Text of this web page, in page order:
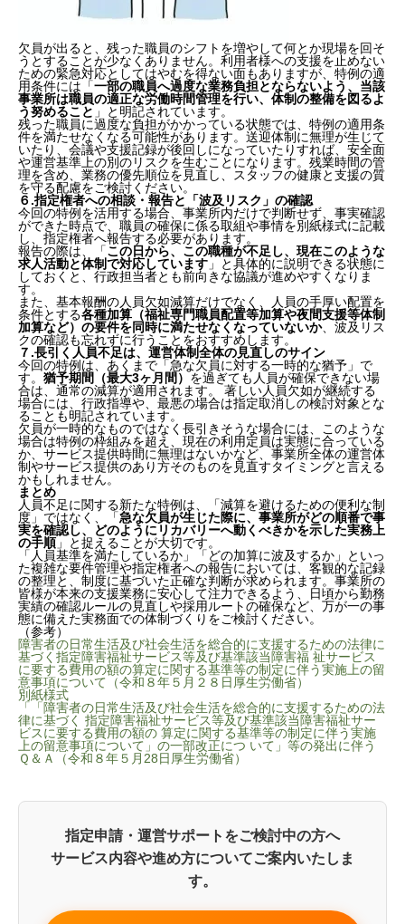
欠員が出ると、残った職員のシフトを増やして何とか現場を回そ
うとすることが少なくありません。利用者様への支援を止めない
ための緊急対応としてはやむを得ない面もありますが、特例の適
用条件には「一部の職員へ過度な業務負担とならないよう、当該
事業所は職員の適正な労働時間管理を行い、体制の整備を図るよ
う努めること 」と明記されています。
残った職員に過度な負担がかかっている状態では、特例の適用条
件を満たせなくなる可能性があります。送迎体制に無理が生じて
いたり、会議や支援記録が後回しになっていたりすれば、安全面
や運営基準上の別のリスクを生むことになります。残業時間の管
理を含め、業務の優先順位を見直し、スタッフの健康と支援の質
を守る配慮をご検討ください。
６.指定権者への相談・報告と「波及リスク」の確認
今回の特例を活用する場合、事業所内だけで判断せず、事実確認
ができた時点で、職員の確保に係る取組や事情を別紙様式に記載
し、指定権者へ報告する必要があります。
報告の際は、「この日から、この職種が不足し、現在このような
求人活動と体制で対応しています 」と具体的に説明できる状態に
しておくと、行政担当者とも前向きな協議が進めやすくなりま
す。
また、基本報酬の人員欠如減算だけでなく、人員の手厚い配置を
条件とする各種加算（福祉専門職員配置等加算や夜間支援等体制
加算など）の要件を同時に満たせなくなっていないか、波及リス
クの確認も忘れずに行うことをおすすめします。
７.長引く人員不足は、運営体制全体の見直しのサイン
今回の特例は、あくまで「急な欠員に対する一時的な猶予」で
す。 猶予期間（最大3ヶ月間） を過ぎても人員が確保できない場
合は、通常の減算が適用されます。 著しい人員欠如が継続する
場合には、行政指導や、最悪の場合は指定取消しの検討対象とな
ることも明記されています。
欠員が一時的なものではなく長引きそうな場合には、このような
場合は特例の枠組みを超え、現在の利用定員は実態に合っている
か、サービス提供時間に無理はないかなど、事業所全体の運営体
制やサービス提供のあり方そのものを見直すタイミングと言える
かもしれません。
まとめ
人員不足に関する新たな特例は、「減算を避けるための便利な制
度」ではなく、「急な欠員が生じた際に、事業所がどの順番で事
実を確認し、どのようにリカバリーへ動くべきかを示した実務上
の手順」と捉えることが大切です。
「人員基準を満たしているか」「どの加算に波及するか」といっ
た複雑な要件管理や指定権者への報告においては、客観的な記録
の整理と、制度に基づいた正確な判断が求められます。事業所の
皆様が本来の支援業務に安心して注力できるよう、日頃から勤務
実績の確認ルールの見直しや採用ルートの確保など、万が一の事
態に備えた実務面での体制づくりをご検討ください。
（参考）
障害者の日常生活及び社会生活を総合的に支援するための法律に
基づく指定障害福祉サービス等及び基準該当障害福 祉サービス
に要する費用の額の算定に関する基準等の制定に伴う実施上の留
意事項について（令和８年５月２８日厚生労働省）
別紙様式
「「障害者の日常生活及び社会生活を総合的に支援するための法
律に基づく 指定障害福祉サービス等及び基準該当障害福祉サー
ビスに要する費用の額の 算定に関する基準等の制定に伴う実施
上の留意事項について」の一部改正につ いて」等の発出に伴う
Ｑ＆Ａ（令和８年５月28日厚生労働省）
指定申請・運営サポートをご検討中の方へ
サービス内容や進め方についてご案内いたしま
す。
する
３.「なぜ欠員になったのか」を時系列で整理する
４.求人は「出したかどうか」だけでなく、客観的な記
録を残す
５.残った職員に負担を寄せすぎない体制づくり
６.指定権者への相談・報告と「波及リスク」の確認
７.長引く人員不足は、運営体制全体の見直しのサイン
まとめ